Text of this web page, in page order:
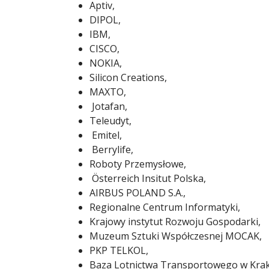
Aptiv,
DIPOL,
IBM,
CISCO,
NOKIA,
Silicon Creations,
MAXTO,
Jotafan,
Teleudyt,
Emitel,
Berrylife,
Roboty Przemysłowe,
Österreich Insitut Polska,
AIRBUS POLAND S.A.,
Regionalne Centrum Informatyki,
Krajowy instytut Rozwoju Gospodarki,
Muzeum Sztuki Współczesnej MOCAK,
PKP TELKOL,
Baza Lotnictwa Transportowego w